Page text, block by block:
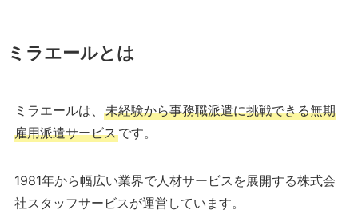
ミラエールとは
ミラエールは、 未経験から事務職派遣に挑戦できる無期
雇用派遣サービスです。
1981年から幅広い業界で人材サービスを展開する株式会
社スタッフサービスが運営しています。